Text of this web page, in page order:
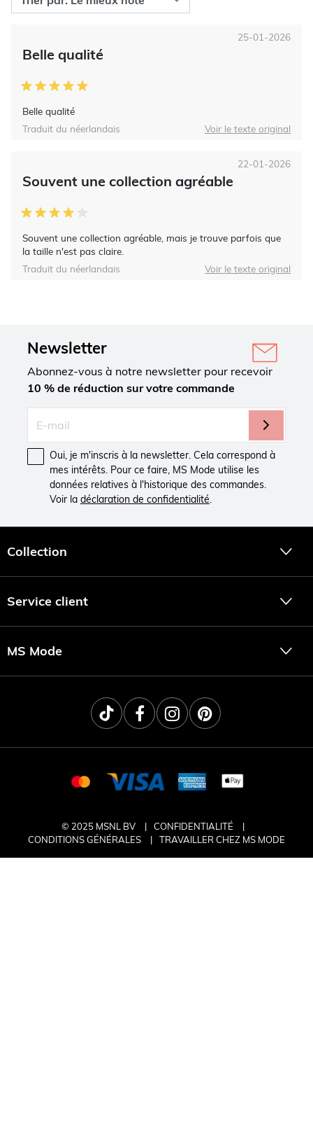
Belle qualité
Belle qualité
25-01-2026
Traduit du néerlandais Voir le texte original
Souvent une collection agréable
Souvent une collection agréable, mais je trouve parfois que
la taille n'est pas claire.
22-01-2026
Traduit du néerlandais Voir le texte original
Newsletter
Abonnez-vous à notre newsletter pour recevoir
10 % de réduction sur votre commande
Oui, je m'inscris à la newsletter. Cela correspond à
mes intérêts. Pour ce faire, MS Mode utilise les
données relatives à l'historique des commandes.
Voir la déclaration de confidentialité.
Collection
Service client
MS Mode
© 2025 MSNL BV
CONFIDENTIALITÉ
CONDITIONS GÉNÉRALES
TRAVAILLER CHEZ MS MODE